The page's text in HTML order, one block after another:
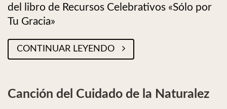
del libro de Recursos Celebrativos «Sólo por
Tu Gracia»
CONTINUAR LEYENDO
Canción del Cuidado de la Naturalez